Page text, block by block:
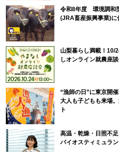
令和8年度 環境調和
(JRA畜産振興事業)に
山梨暮らし満載！10/
しオンライン就農座
“漁師の日”に東京開
大人も子どもも来場
ト
高温・乾燥・日照不
バイオスティミュラ